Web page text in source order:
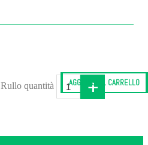
quantità +
AGGIUNGI AL CARRELLO